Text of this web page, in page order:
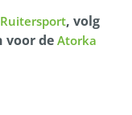
, volg
voor deAtorka